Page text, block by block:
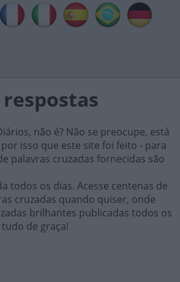
não é? Não se preocupe, está
isso que este site foi feito - para
palavras cruzadas fornecidas são
todos os dias. Acesse centenas de
cruzadas quando quiser, onde
brilhantes publicadas todos os
de graça!